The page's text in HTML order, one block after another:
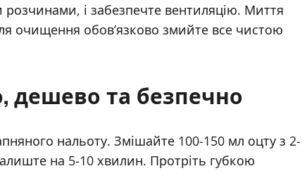
і забезпечте вентиляцію. Миття
очищення обов’язково змийте все чистою
дешево та безпечно
нальоту. Змішайте 100-150 мл оцту з 2-
на 5-10 хвилин. Протріть губкою